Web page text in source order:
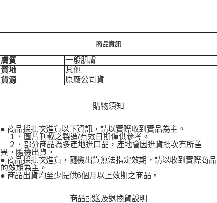
商品資訊
膚質
一般肌膚
質地
其他
貨源
原廠公司貨
購物須知
● 商品採批次進貨以下資訊，請以實際收到實品為主。
１．圖片刊載之製造/有效日期僅供參考。
２．部分商品為多產地進口品，產地會因進貨批次有所差
異，隨機出貨。
● 商品採批次進貨，隨機出貨無法指定效期，請以收到實際商品
的效期為主。
● 商品出貨均至少提供6個月以上效期之商品。
商品配送及退換貨說明